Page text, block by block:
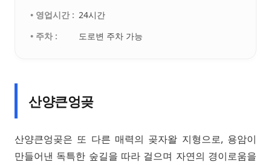
• 영업시간 : 24시간
• 주차 :
도로변 주차 가능
산양큰엉곶
산양큰엉곶은 또 다른 매력의 곶자왈 지형으로, 용암이
만들어낸 독특한 숲길을 따라 걸으며 자연의 경이로움을